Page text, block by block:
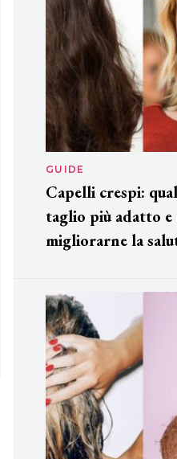
GUIDE
Capelli crespi:
taglio più adatto e
migliorarne la